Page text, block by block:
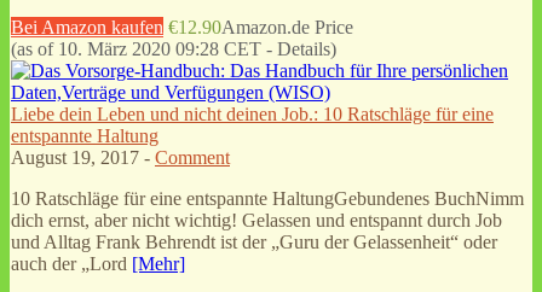
Bei Amazon kaufen €12.90Amazon.de Price
(as of 10. März 2020 09:28 CET - Details)
Liebe dein Leben und nicht deinen Job.: 10 Ratschläge für eine
entspannte Haltung
August 19, 2017 - Comment
10 Ratschläge für eine entspannte HaltungGebundenes BuchNimm
dich ernst, aber nicht wichtig! Gelassen und entspannt durch Job
und Alltag Frank Behrendt ist der „Guru der Gelassenheit“ oder
auch der „Lord [Mehr]